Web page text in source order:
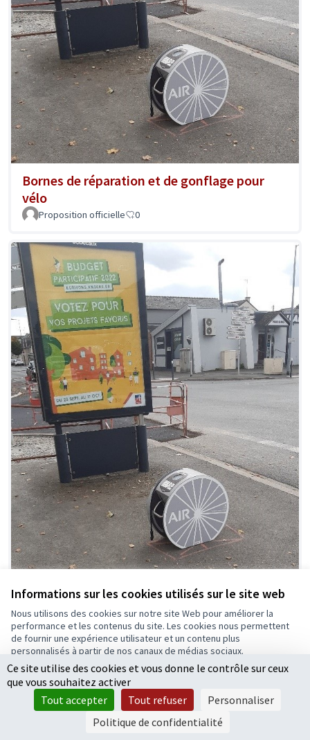
Informations sur les cookies utilisés sur le site web
Nous utilisons des cookies sur notre site Web pour améliorer la
performance et les contenus du site. Les cookies nous permettent
de fournir une expérience utilisateur et un contenu plus
personnalisés à partir de nos canaux de médias sociaux.
Tout accepter
Accepter seulement les cookies essentiels
Paramètres
Bornes de réparation et de gonflage pour
vélo
Proposition officielle 0
Bornes de réparation et de gonflage pour
vélo
Projet lauréat 0
Ce site utilise des cookies et vous donne le contrôle sur ceux
que vous souhaitez activer
Tout accepter
Tout refuser
Personnaliser
Politique de confidentialité